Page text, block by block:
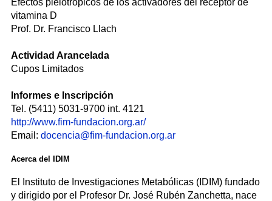
Efectos pleiotrópicos de los activadores del receptor de
vitamina D
Prof. Dr. Francisco Llach
Actividad Arancelada
Cupos Limitados
Informes e Inscripción
Tel. (5411) 5031-9700 int. 4121
http://www.fim-fundacion.org.ar/
Email: docencia@fim-fundacion.org.ar
Acerca del IDIM
El Instituto de Investigaciones Metabólicas (IDIM) fundado
y dirigido por el Profesor Dr. José Rubén Zanchetta, nace